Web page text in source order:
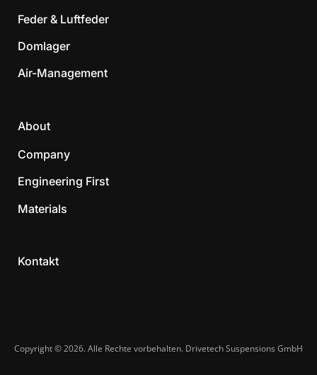
Feder & Luftfeder
Domlager
Air-Management
About
Company
Engineering First
Materials
Kontakt
Copyright © 2026. Alle Rechte vorbehalten. Drivetech Suspensions GmbH​